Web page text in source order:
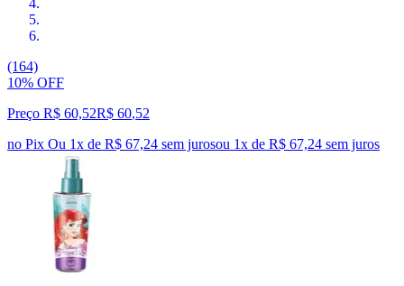
(164)
10% OFF
Preço R$ 60,52R$ 60,52
no Pix Ou 1x de R$ 67,24 sem jurosou 1x de R$ 67,24 sem juros